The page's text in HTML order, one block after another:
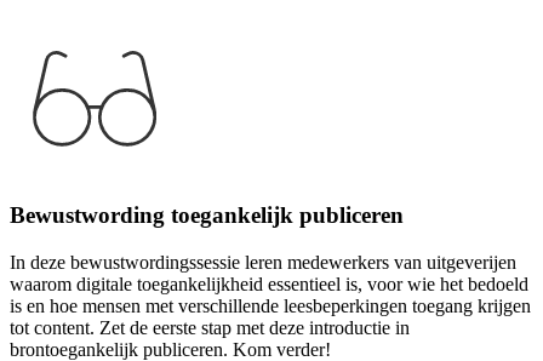
Bewustwording toegankelijk publiceren
In deze bewustwordingssessie leren medewerkers van uitgeverijen
waarom digitale toegankelijkheid essentieel is, voor wie het bedoeld
is en hoe mensen met verschillende leesbeperkingen toegang krijgen
tot content. Zet de eerste stap met deze introductie in
brontoegankelijk publiceren. Kom verder!